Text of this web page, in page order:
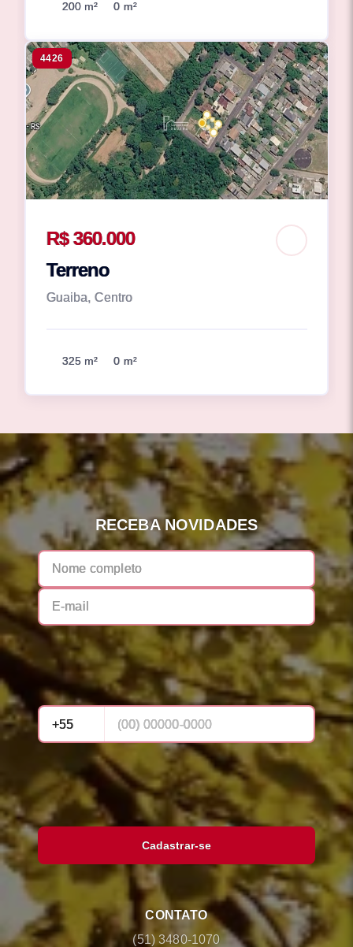
200 m² 0 m²
4426
R$ 360.000
Terreno
Guaiba, Centro
325 m² 0 m²
RECEBA NOVIDADES
Cadastrar-se
CONTATO
(51) 3480-1070